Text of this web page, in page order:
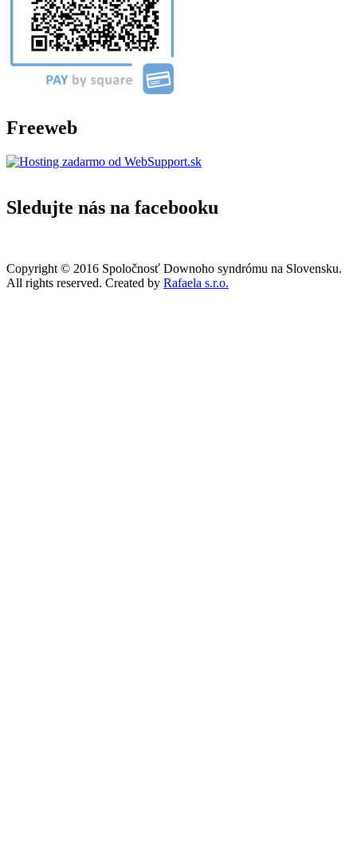
Freeweb
Sledujte nás na facebooku
Copyright © 2016 Spoločnosť Downoho syndrómu na Slovensku.
All rights reserved. Created by Rafaela s.r.o.